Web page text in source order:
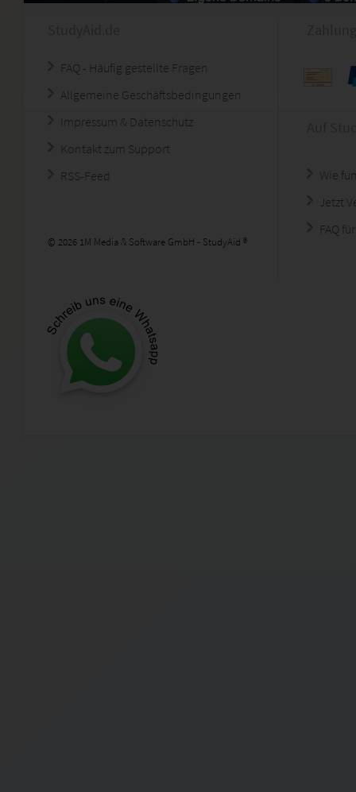
FAQ - Häufig gestellte Fragen
Allgemeine Geschäftsbedingungen
Impressum & Datenschutz
Kontakt zum Support
RSS-Feed
© 2026 1M Media & Software GmbH - StudyAid ®
Wie
Jetzt
FAQ